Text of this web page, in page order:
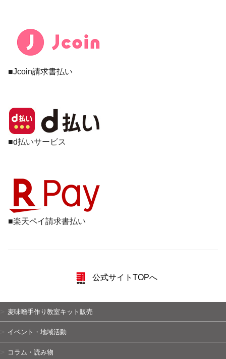
■Jcoin請求書払い
■d払いサービス
■楽天ペイ請求書払い
公式サイトTOPへ
麦味噌手作り教室キット販売
イベント・地域活動
コラム・読み物